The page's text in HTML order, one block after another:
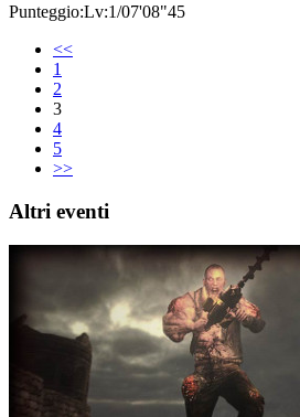
Punteggio:Lv:1/07'08"45
<<
1
2
3
4
5
>>
Altri eventi